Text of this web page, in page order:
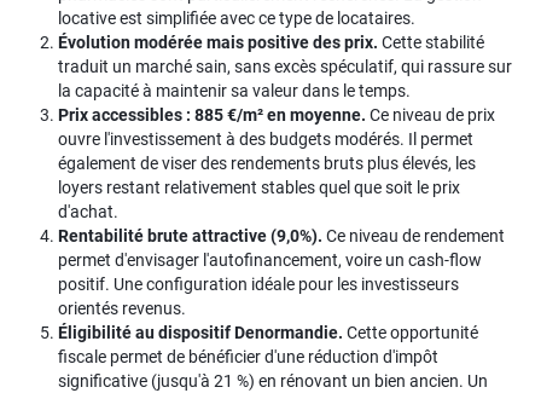
locative est simplifiée avec ce type de locataires.
Évolution modérée mais positive des prix. Cette stabilité
traduit un marché sain, sans excès spéculatif, qui rassure sur
la capacité à maintenir sa valeur dans le temps.
Prix accessibles : 885 €/m² en moyenne. Ce niveau de prix
ouvre l'investissement à des budgets modérés. Il permet
également de viser des rendements bruts plus élevés, les
loyers restant relativement stables quel que soit le prix
d'achat.
Rentabilité brute attractive (9,0%). Ce niveau de rendement
permet d'envisager l'autofinancement, voire un cash-flow
positif. Une configuration idéale pour les investisseurs
orientés revenus.
Éligibilité au dispositif Denormandie. Cette opportunité
fiscale permet de bénéficier d'une réduction d'impôt
significative (jusqu'à 21 %) en rénovant un bien ancien. Un